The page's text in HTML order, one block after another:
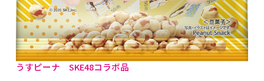
うすピーナ SKE48コラボ品